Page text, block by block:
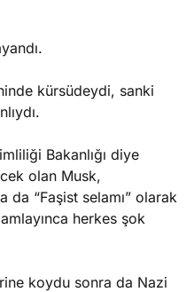
kürsüdeydi, sanki
Bakanlığı diye
olan Musk,
da “Faşist selamı” olarak
herkes şok
koydu sonra da Nazi